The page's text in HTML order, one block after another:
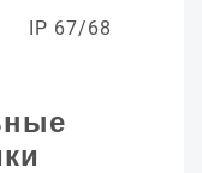
IP 67/68